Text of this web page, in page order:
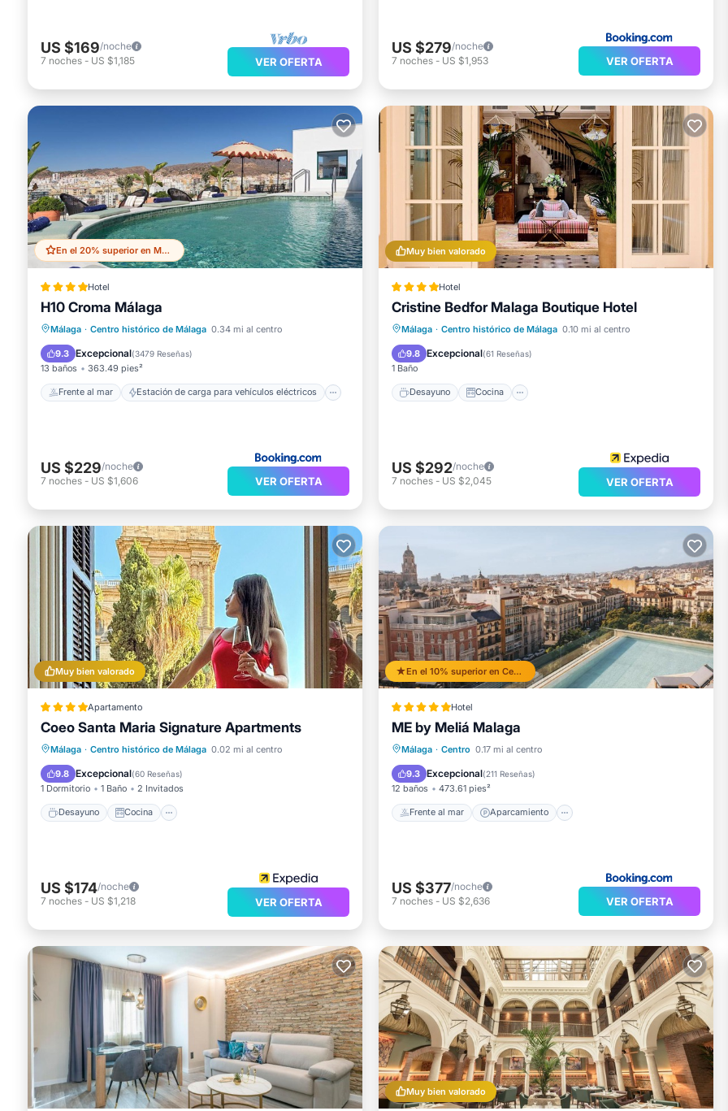
US $169/noche
7 noches - US $1,185 VER OFERTA
US $279/noche
7 noches - US $1,953 VER OFERTA
En el 20% superior en Malaga Historic Centre
Hotel
H10 Croma Málaga
Málaga · Centro histórico de Málaga 0.34 mi al centro
9.3 Excepcional(3479 Reseñas)
13 baños 363.49 pies²
Frente al mar Estación de carga para vehículos eléctricos
Frente al mar
Estación de carga para vehículos eléctricos
Aparcamiento
Piscina
US $229/noche
7 noches - US $1,606 VER OFERTA
Muy bien valorado
Hotel
Cristine Bedfor Malaga Boutique Hotel
Málaga · Centro histórico de Málaga 0.10 mi al centro
9.8 Excepcional(61 Reseñas)
1 Baño
Desayuno Cocina
Desayuno
Cocina
Aire acondicionado
US $292/noche
7 noches - US $2,045 VER OFERTA
Muy bien valorado
Apartamento
Coeo Santa Maria Signature Apartments
Málaga · Centro histórico de Málaga 0.02 mi al centro
9.8 Excepcional(60 Reseñas)
1 Dormitorio 1 Baño 2 Invitados
Desayuno Cocina
Desayuno
Cocina
Aire acondicionado
US $174/noche
7 noches - US $1,218 VER OFERTA
En el 10% superior en Centro
Hotel
ME by Meliá Malaga
Málaga · Centro 0.17 mi al centro
9.3 Excepcional(211 Reseñas)
12 baños 473.61 pies²
Frente al mar Aparcamiento
Frente al mar Aparcamiento
Vista al mar
US $377/noche
7 noches - US $2,636 VER OFERTA
Muy bien valorado